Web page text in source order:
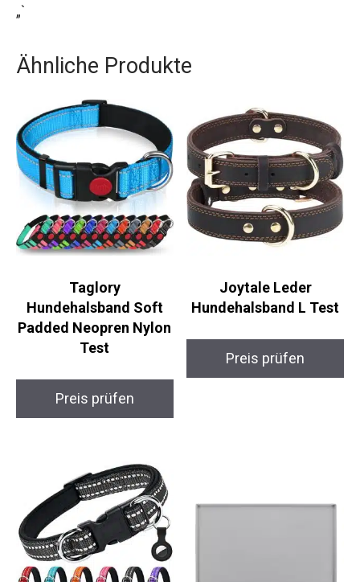
„`
Ähnliche Produkte
Taglory
Hundehalsband Soft
Padded Neopren Nylon
Test
Preis prüfen
Joytale Leder
Hundehalsband L Test
Preis prüfen